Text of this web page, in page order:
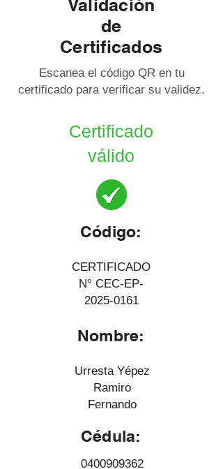
Validación
de
Certificados
Escanea el código QR en tu
certificado para verificar su validez.
Certificado
válido
Código:
CERTIFICADO
N° CEC-EP-
2025-0161
Nombre:
Urresta Yépez
Ramiro
Fernando
Cédula:
0400909362